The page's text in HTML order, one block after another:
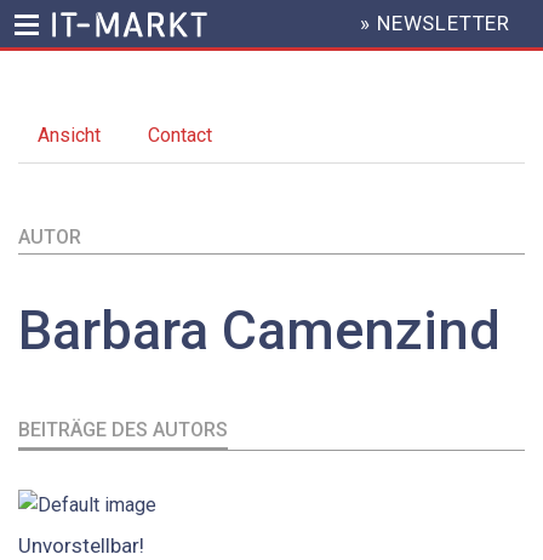
Inhalt
HEADER
MENU
» NEWSLETTER
Primary
Ansicht (aktiver
Reiter)
Contact
AUTOR
Barbara Camenzind
BEITRÄGE DES AUTORS
Unvorstellbar!